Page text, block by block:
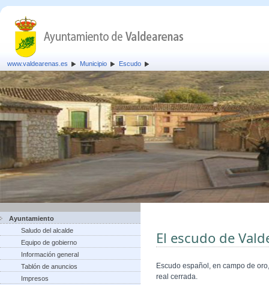
www.valdearenas.es Municipio Escudo
Ayuntamiento
Saludo del alcalde
Equipo de gobierno
Información general
Tablón de anuncios
Impresos
El escudo de
Escudo español, en campo de
real cerrada.